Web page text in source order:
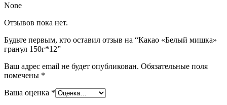
None
Отзывов пока нет.
Будьте первым, кто оставил отзыв на “Какао «Белый мишка»
гранул 150г*12”
Ваш адрес email не будет опубликован. Обязательные поля
помечены *
Ваша оценка *